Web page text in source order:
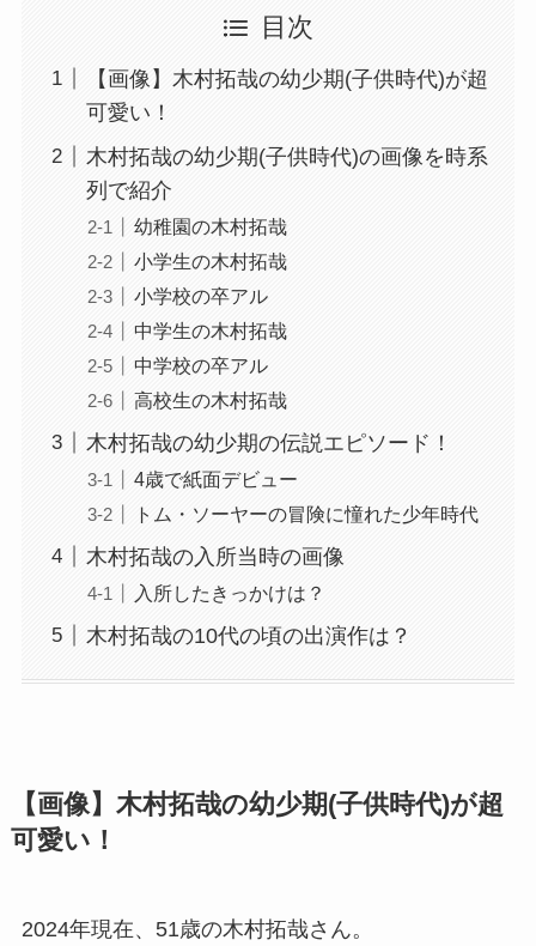
目次
【画像】木村拓哉の幼少期(子供時代)が超
可愛い！
木村拓哉の幼少期(子供時代)の画像を時系
列で紹介
幼稚園の木村拓哉
小学生の木村拓哉
小学校の卒アル
中学生の木村拓哉
中学校の卒アル
高校生の木村拓哉
木村拓哉の幼少期の伝説エピソード！
4歳で紙面デビュー
トム・ソーヤーの冒険に憧れた少年時代
木村拓哉の入所当時の画像
入所したきっかけは？
木村拓哉の10代の頃の出演作は？
【画像】木村拓哉の幼少期(子供時代)が超
可愛い！
2024年現在、51歳の木村拓哉さん。